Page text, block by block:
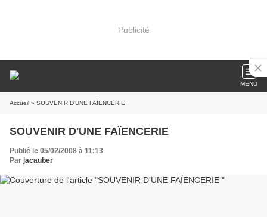
Publicité
MENU
Accueil » SOUVENIR D'UNE FAÏENCERIE
SOUVENIR D'UNE FAÏENCERIE
Publié le 05/02/2008 à 11:13
Par jacauber